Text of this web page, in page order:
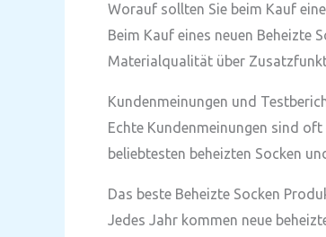
Worauf sollten Sie beim Kauf
Beim Kauf eines neuen Beheizte
Materialqualität über
Kundenmeinungen und
Echte Kundenmeinungen sind
beliebtesten beheizten Socken
Das beste Beheizte Socken
Jedes Jahr kommen neue